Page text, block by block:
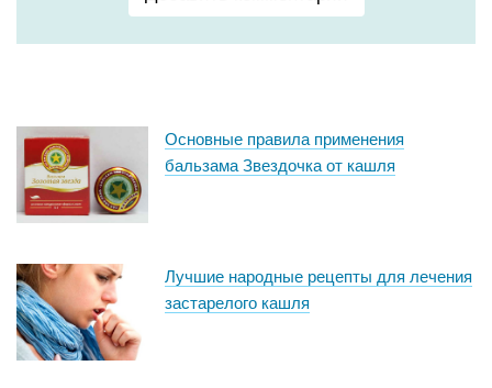
Основные правила применения
бальзама Звездочка от кашля
Лучшие народные рецепты для лечения
застарелого кашля